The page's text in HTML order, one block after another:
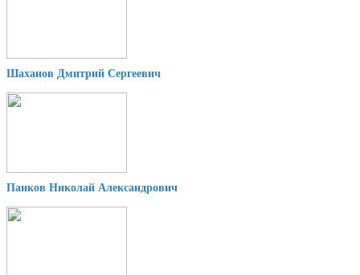
Шаханов Дмитрий Сергеевич
Панков Николай Александрович